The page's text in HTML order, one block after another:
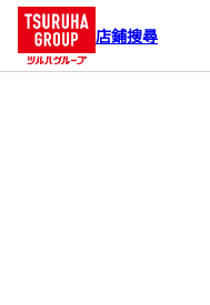
店鋪搜尋